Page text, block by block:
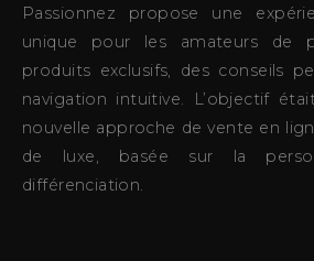
Passionnez propose une
unique pour les amateurs de
produits exclusifs, des conseils
navigation intuitive. L’objectif
nouvelle approche de vente en
de luxe, basée sur la
différenciation.